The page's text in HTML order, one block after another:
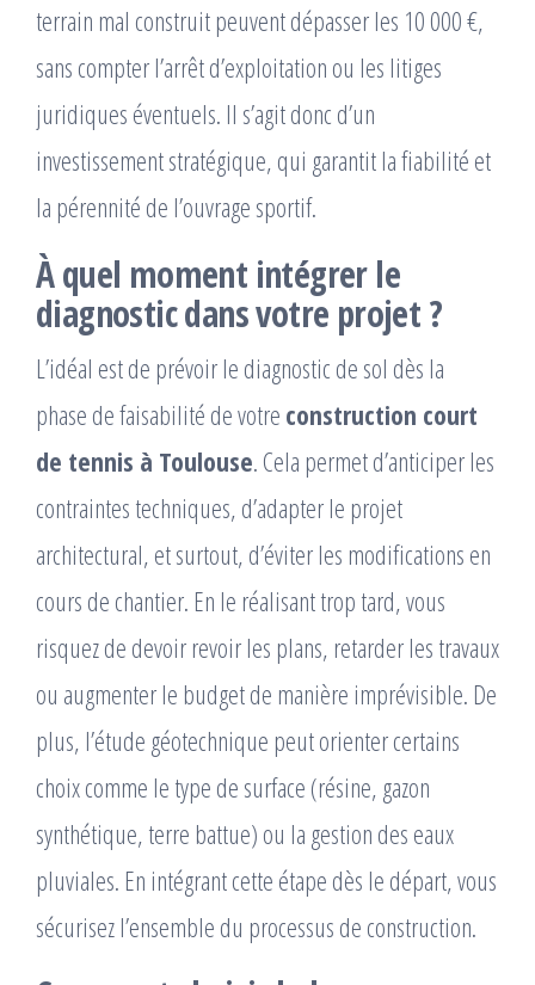
terrain mal construit peuvent dépasser les 10 000 €,
sans compter l’arrêt d’exploitation ou les litiges
juridiques éventuels. Il s’agit donc d’un
investissement stratégique, qui garantit la fiabilité et
la pérennité de l’ouvrage sportif.
À quel moment intégrer le
diagnostic dans votre projet ?
L’idéal est de prévoir le diagnostic de sol dès la
phase de faisabilité de votre construction court
de tennis à Toulouse. Cela permet d’anticiper les
contraintes techniques, d’adapter le projet
architectural, et surtout, d’éviter les modifications en
cours de chantier. En le réalisant trop tard, vous
risquez de devoir revoir les plans, retarder les travaux
ou augmenter le budget de manière imprévisible. De
plus, l’étude géotechnique peut orienter certains
choix comme le type de surface (résine, gazon
synthétique, terre battue) ou la gestion des eaux
pluviales. En intégrant cette étape dès le départ, vous
sécurisez l’ensemble du processus de construction.